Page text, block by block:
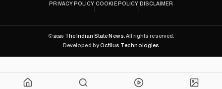
PRIVACY POLICY COOKIE POLICY DISCLAIMER
©2026 The Indian State News. All rights reserved.
Developed by Octilus Technologies